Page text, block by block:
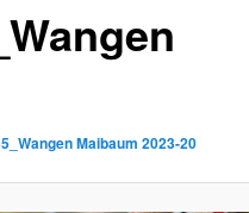
Maibaum 2023-20